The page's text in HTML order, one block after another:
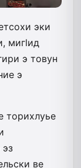
эки
мигlид
э товун
э
торихлуье
эз
ве